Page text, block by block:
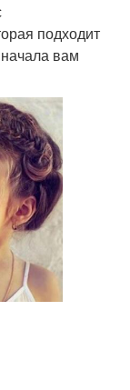
подходит
вам